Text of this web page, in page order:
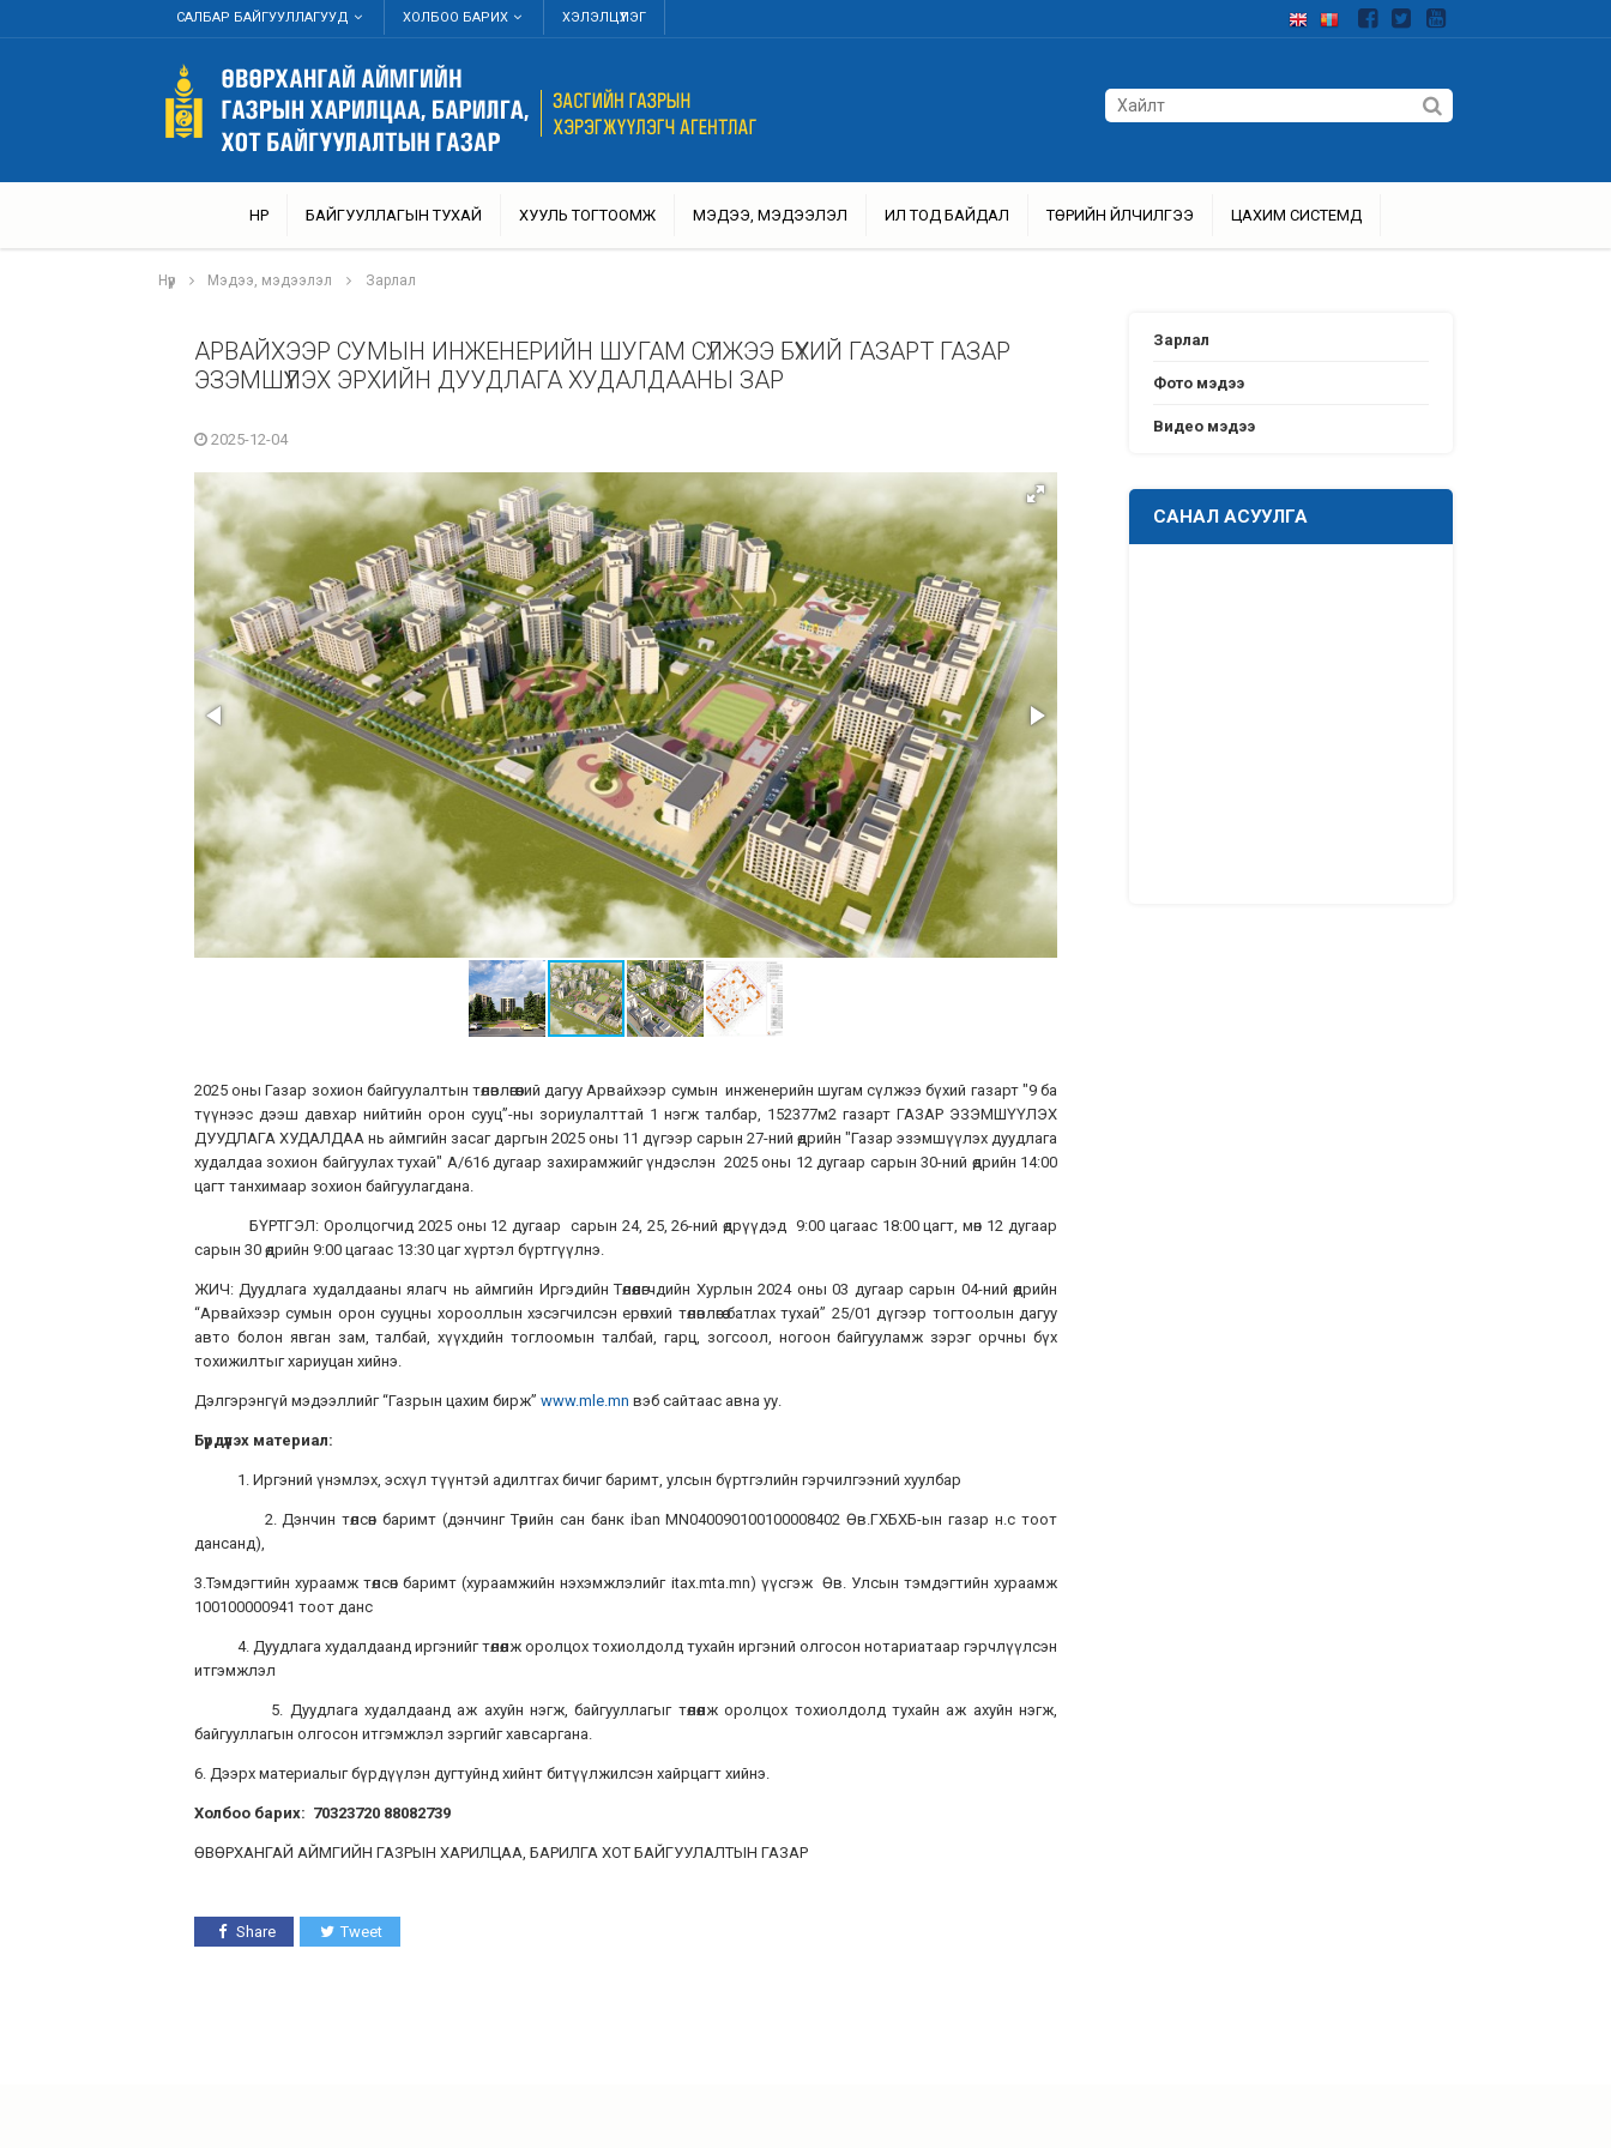
САЛБАР БАЙГУУЛЛАГУУД ХОЛБОО БАРИХ ХЭЛЭЛЦҮҮЛЭГ
НҮҮР БАЙГУУЛЛАГЫН ТУХАЙ ХУУЛЬ ТОГТООМЖ МЭДЭЭ, МЭДЭЭЛЭЛ ИЛ ТОД БАЙДАЛ ТӨРИЙН ҮЙЛЧИЛГЭЭ ЦАХИМ СИСТЕМҮҮД
Нүүр Мэдээ, мэдээлэл Зарлал
АРВАЙХЭЭР СУМЫН ИНЖЕНЕРИЙН ШУГАМ СҮЛЖЭЭ БҮХИЙ ГАЗАРТ ГАЗАР
ЭЗЭМШҮҮЛЭХ ЭРХИЙН ДУУДЛАГА ХУДАЛДААНЫ ЗАР
2025-12-04
2025 оны Газар зохион байгуулалтын төлөвлөгөөний дагуу Арвайхээр сумын инженерийн шугам сүлжээ бүхий газарт "9 ба
түүнээс дээш давхар нийтийн орон сууц”-ны зориулалттай 1 нэгж талбар, 152377м2 газарт ГАЗАР ЭЗЭМШҮҮЛЭХ
ДУУДЛАГА ХУДАЛДАА нь аймгийн засаг даргын 2025 оны 11 дүгээр сарын 27-ний өдрийн "Газар эзэмшүүлэх дуудлага
худалдаа зохион байгуулах тухай" А/616 дугаар захирамжийг үндэслэн 2025 оны 12 дугаар сарын 30-ний өдрийн 14:00
цагт танхимаар зохион байгуулагдана.
БҮРТГЭЛ: Оролцогчид 2025 оны 12 дугаар сарын 24, 25, 26-ний өдрүүдэд 9:00 цагаас 18:00 цагт, мөн 12 дугаар
сарын 30 өдрийн 9:00 цагаас 13:30 цаг хүртэл бүртгүүлнэ.
ЖИЧ: Дуудлага худалдааны ялагч нь аймгийн Иргэдийн Төлөөлөгчдийн Хурлын 2024 оны 03 дугаар сарын 04-ний өдрийн
“Арвайхээр сумын орон сууцны хорооллын хэсэгчилсэн ерөнхий төлөвлөгөө батлах тухай” 25/01 дүгээр тогтоолын дагуу
авто болон явган зам, талбай, хүүхдийн тоглоомын талбай, гарц, зогсоол, ногоон байгууламж зэрэг орчны бүх
тохижилтыг хариуцан хийнэ.
Дэлгэрэнгүй мэдээллийг “Газрын цахим бирж” www.mle.mn вэб сайтаас авна уу.
Бүрдүүлэх материал:
1. Иргэний үнэмлэх, эсхүл түүнтэй адилтгах бичиг баримт, улсын бүртгэлийн гэрчилгээний хуулбар
2. Дэнчин төлсөн баримт (дэнчинг Төрийн сан банк iban MN040090100100008402 Өв.ГХБХБ-ын газар н.с тоот
дансанд),
3.Тэмдэгтийн хураамж төлсөн баримт (хураамжийн нэхэмжлэлийг itax.mta.mn) үүсгэж Өв. Улсын тэмдэгтийн хураамж
100100000941 тоот данс
4. Дуудлага худалдаанд иргэнийг төлөөлж оролцох тохиолдолд тухайн иргэний олгосон нотариатаар гэрчлүүлсэн
итгэмжлэл
5. Дуудлага худалдаанд аж ахуйн нэгж, байгууллагыг төлөөлж оролцох тохиолдолд тухайн аж ахуйн нэгж,
байгууллагын олгосон итгэмжлэл зэргийг хавсаргана.
6. Дээрх материалыг бүрдүүлэн дугтуйнд хийнт битүүлжилсэн хайрцагт хийнэ.
Холбоо барих: 70323720 88082739
ӨВӨРХАНГАЙ АЙМГИЙН ГАЗРЫН ХАРИЛЦАА, БАРИЛГА ХОТ БАЙГУУЛАЛТЫН ГАЗАР
Share Tweet
Зарлал
Фото мэдээ
Видео мэдээ
САНАЛ АСУУЛГА